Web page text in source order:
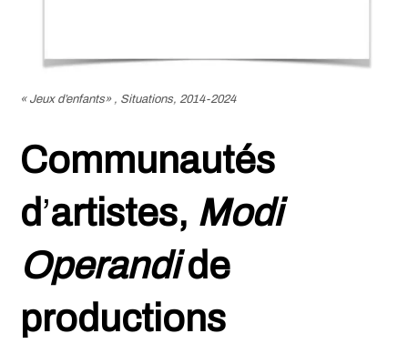
« Jeux d’enfants» , Situations, 2014-2024
Communautés
d’artistes, Modi
Operandide
productions